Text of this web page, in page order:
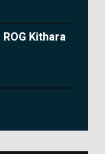
Kithara